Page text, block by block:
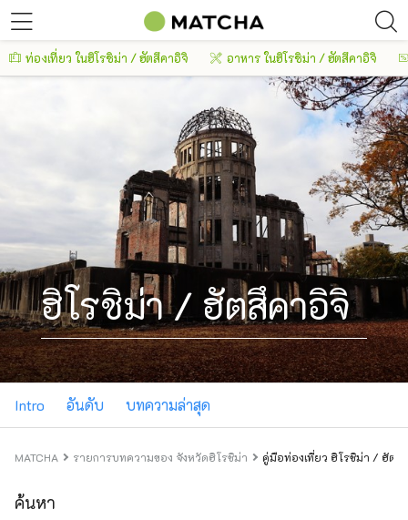
ท่องเที่ยว ในฮิโรชิม่า / ฮัตสึคาอิจิ อาหาร ในฮิโรชิม่า / ฮัตสึคาอิจิ
ฮิโรชิม่า / ฮัตสึคาอิจิ
Intro อันดับ บทความล่าสุด
MATCHA รายการบทความของ จังหวัดฮิโรชิม่า คู่มือท่องเที่ยว ฮิโรชิม่า / ฮัตสึ
ค้นหา